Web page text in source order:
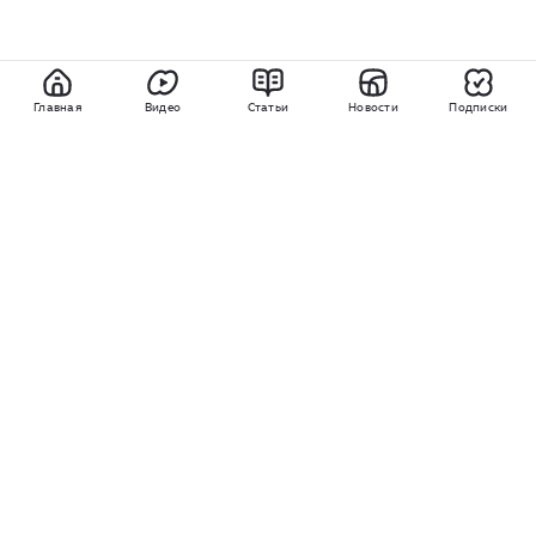
Главная Видео Статьи Новости Подписки